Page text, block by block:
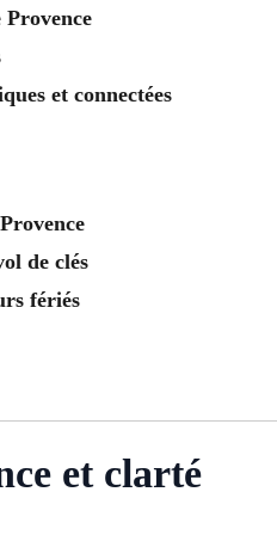
et connectées
de clés
fériés
et clarté